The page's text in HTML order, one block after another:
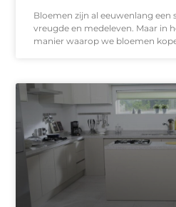
Bloemen zijn al eeuwenlang een
vreugde en medeleven. Maar in
manier waarop we bloemen